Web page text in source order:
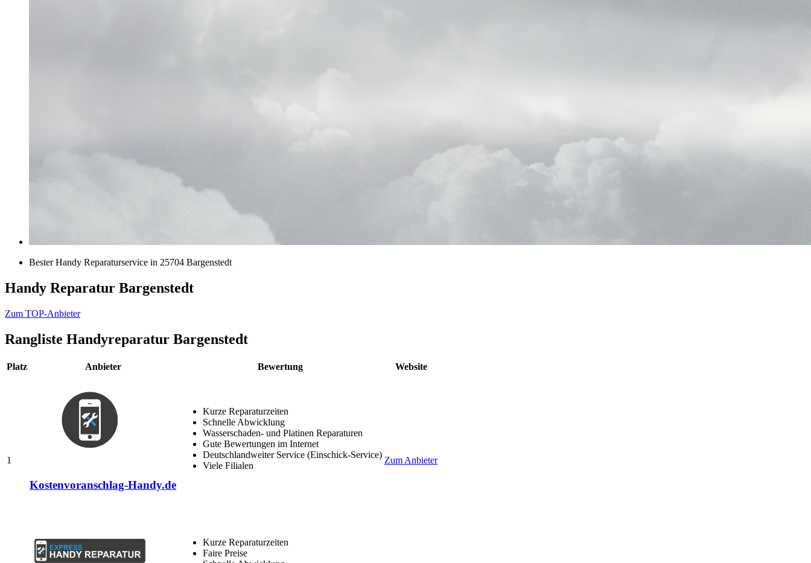
Bester Handy Reparaturservice in 25704 Bargenstedt
Handy Reparatur Bargenstedt
Zum TOP-Anbieter
Rangliste Handyreparatur Bargenstedt
Platz Anbieter Bewertung Website
1
Kostenvoranschlag-Handy.de
Kurze Reparaturzeiten
Schnelle Abwicklung
Wasserschaden- und Platinen Reparaturen
Gute Bewertungen im Internet
Deutschlandweiter Service (Einschick-Service)
Viele Filialen
Zum Anbieter
Kurze Reparaturzeiten
Faire Preise